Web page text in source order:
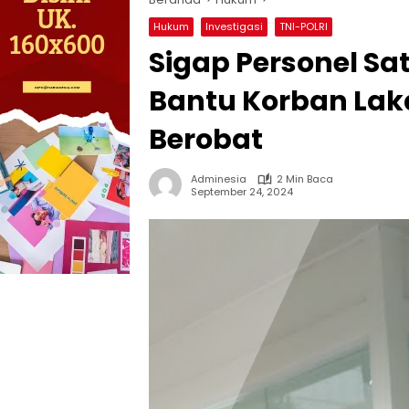
Hukum Investigasi TNI-POLRI
Sigap Personel
Bantu Korban
Berobat
Adminesia
2 Min Baca
September 24, 2024